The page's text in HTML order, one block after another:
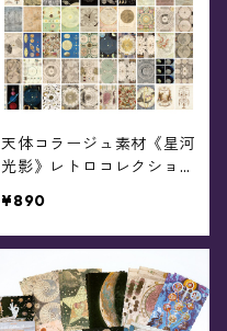
天体コラージュ素材《星河
光影》レトロコレクショ
¥890